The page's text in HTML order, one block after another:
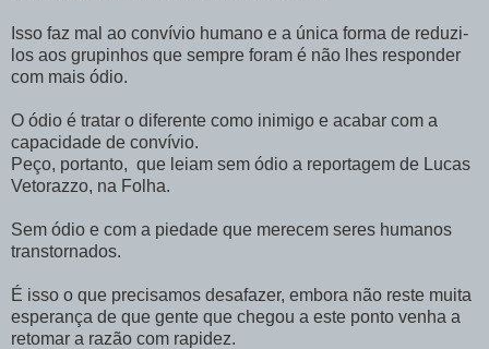
Isso faz mal ao convívio humano e a única forma de reduzi-
los aos grupinhos que sempre foram é não lhes responder
com mais ódio.
O ódio é tratar o diferente como inimigo e acabar com a
capacidade de convívio.
Peço, portanto, que leiam sem ódio a reportagem de Lucas
Vetorazzo, na Folha.
Sem ódio e com a piedade que merecem seres humanos
transtornados.
É isso o que precisamos desafazer, embora não reste muita
esperança de que gente que chegou a este ponto venha a
retomar a razão com rapidez.